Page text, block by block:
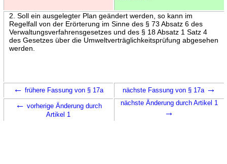
2. Soll ein ausgelegter Plan geändert werden, so kann im
Regelfall von der Erörterung im Sinne des § 73 Absatz 6 des
Verwaltungsverfahrensgesetzes und des § 18 Absatz 1 Satz 4
des Gesetzes über die Umweltverträglichkeitsprüfung abgesehen
werden.
← frühere Fassung von § 17a nächste Fassung von § 17a →
← vorherige Änderung durch
Artikel 1
nächste Änderung durch Artikel 1
→